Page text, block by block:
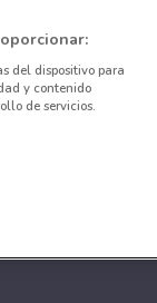
del dispositivo para
y contenido
de servicios.